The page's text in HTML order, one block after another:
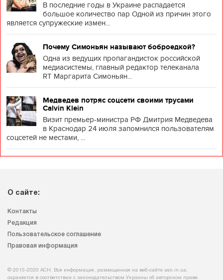
В последние годы в Украине распадается
большое количество пар Одной из причин этого
является супружеские измен...
Почему Симоньян называют боброедкой?
Одна из ведущих пропагандисток российской
медиасистемы, главный редактор телеканала
RT Маргарита Симоньян...
Медведев потряс соцсети своими трусами
Calvin Klein
Визит премьер-министра РФ Дмитрия Медведева
в Краснодар 24 июля запомнился пользователям
соцсетей не местами, ...
О сайте:
Контакты
Редакция
Пользовательское соглашение
Правовая информация
© 2015-2020 АСН. Вся информация, размещенная на веб-сайте asn.in.ua,
охраняется в соответствии с законодательством Украины об авторском праве.